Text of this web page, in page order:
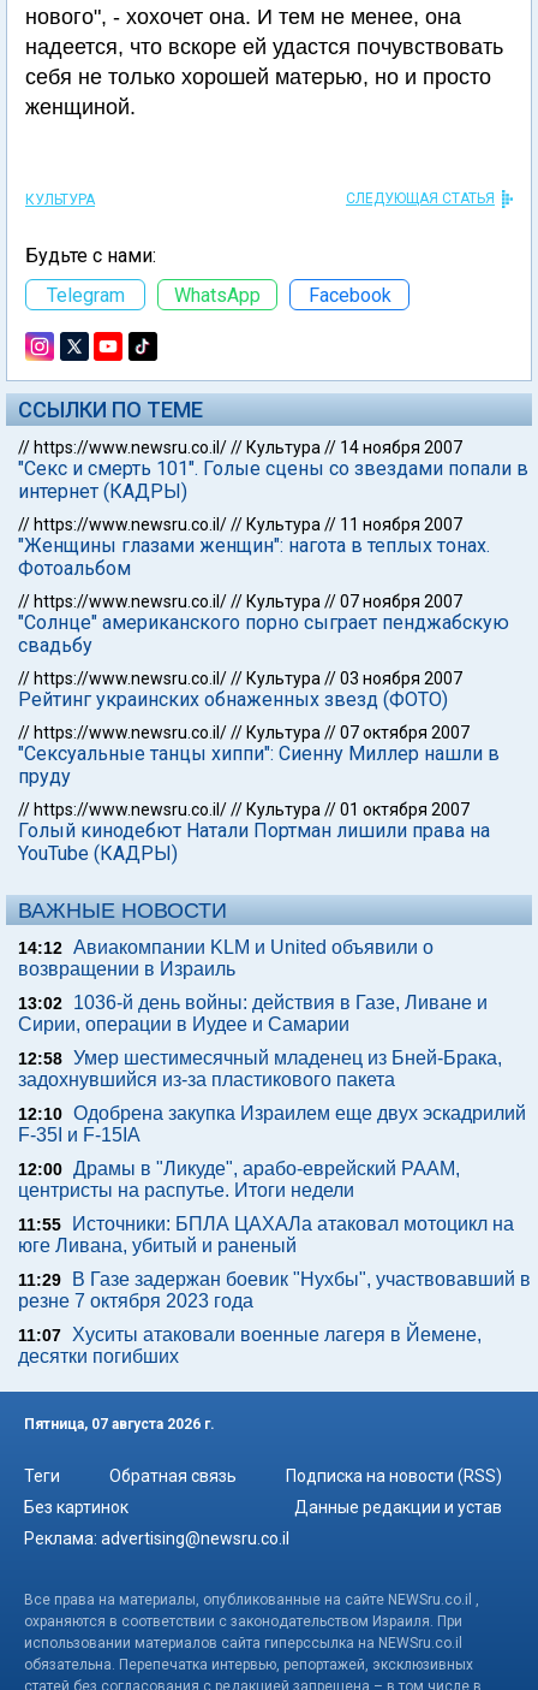
нового", - хохочет она. И тем не менее, она
надеется, что вскоре ей удастся почувствовать
себя не только хорошей матерью, но и просто
женщиной.
КУЛЬТУРА СЛЕДУЮЩАЯ СТАТЬЯ
Будьте с нами:
Telegram
WhatsApp Facebook
ССЫЛКИ ПО ТЕМЕ
// https://www.newsru.co.il/// Культура // 14 ноября 2007
"Секс и смерть 101". Голые сцены со звездами попали в
интернет (КАДРЫ)
// https://www.newsru.co.il/// Культура // 11 ноября 2007
"Женщины глазами женщин": нагота в теплых тонах.
Фотоальбом
// https://www.newsru.co.il/// Культура //07 ноября 2007
"Солнце" американского порно сыграет пенджабскую
свадьбу
// https://www.newsru.co.il/// Культура //03 ноября 2007
Рейтинг украинских обнаженных звезд (ФОТО)
// https://www.newsru.co.il/// Культура //07 октября 2007
"Сексуальные танцы хиппи": Сиенну Миллер нашли в
пруду
// https://www.newsru.co.il/// Культура //01 октября 2007
Голый кинодебют Натали Портман лишили права на
YouTube (КАДРЫ)
ВАЖНЫЕ НОВОСТИ
14:12 Авиакомпании KLM и United объявили о
возвращении в Израиль
13:02
1036-й день войны: действия в Газе, Ливане и
Сирии, операции в Иудее и Самарии
12:58 Умер шестимесячный младенец из Бней-Брака,
задохнувшийся из-за пластикового пакета
12:10 Одобрена закупка Израилем еще двух эскадрилий
F-35I и F-15IA
12:00 Драмы в "Ликуде", арабо-еврейский РААМ,
центристы на распутье. Итоги недели
11:55
Источники: БПЛА ЦАХАЛа атаковал мотоцикл на
юге Ливана, убитый и раненый
11:29
В Газе задержан боевик "Нухбы", участвовавший в
резне 7 октября 2023 года
11:07
Хуситы атаковали военные лагеря в Йемене,
десятки погибших
Пятница, 07 августа 2026 г.
Теги Обратная связь
Подписка на новости (RSS)
Без картинок
Данные редакции и устав
Реклама: advertising@newsru.co.il
Все права на материалы, опубликованные на сайте NEWSru.co.il ,
охраняются в соответствии с законодательством Израиля. При
использовании материалов сайта гиперссылка на NEWSru.co.il
обязательна. Перепечатка интервью, репортажей, эксклюзивных
статей без согласования с редакцией запрещена – в том числе в